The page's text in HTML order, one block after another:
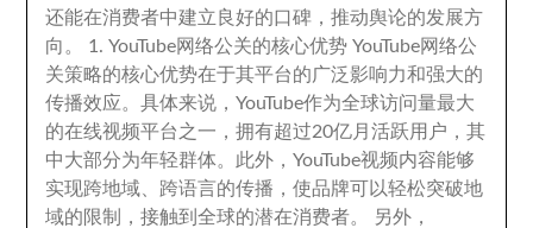
还能在消费者中建立良好的口碑 ，推动舆论的发展方
向 。 1.YouTube网络公关的核心优势 YouTube网络公
关策略的核心优势在于其平台的广泛影响力和强大的
传播效应 。具体来说 ，YouTube作为全球访问量最大
的在线视频平台之一 ，拥有超过20亿月活跃用户 ，其
中大部分为年轻群体。 此外 ，YouTube视频内容能够
实现跨地域
跨语言的传播 ，使品牌可以轻松突破地
域的限制
，接触到全球的潜在消费者。 另外 ，